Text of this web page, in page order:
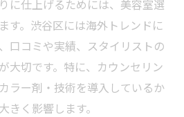
に仕上げるためには、美容室選
す。渋谷区には海外トレンドに
口コミや実績、スタイリストの
大切です。特に、カウンセリン
ラー剤・技術を導入しているか
きく影響します。